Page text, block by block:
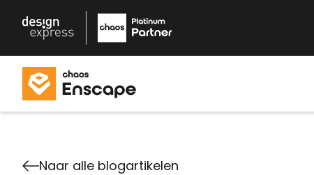
Naar alle blogartikelen